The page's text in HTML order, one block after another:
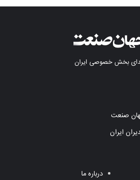
بخش خصوصی ایران
صنعت
ایران
درباره ما